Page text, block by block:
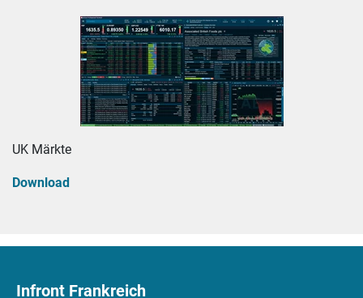
UK Märkte
Download
Infront Frankreich